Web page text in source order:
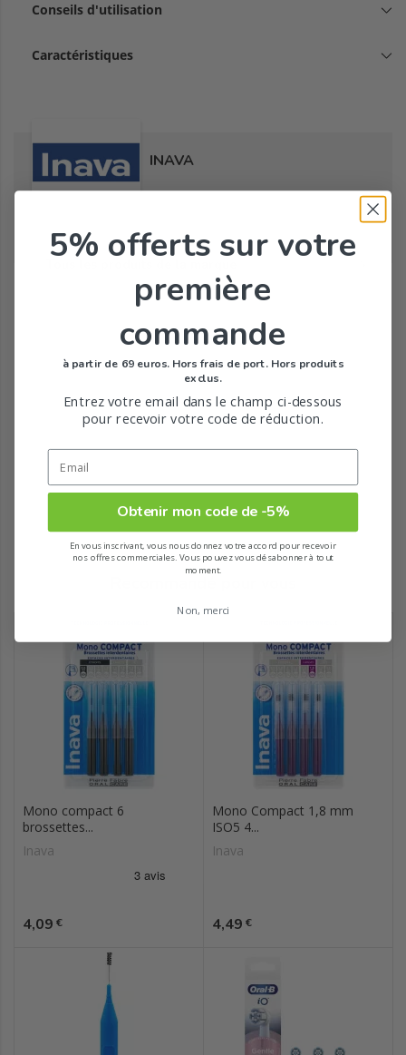
Conseils d'utilisation
Caractéristiques
INAVA
Mono compact 6
brossettes...
Inava
Prix
4,09 €
Mono Compact 1,8 mm
ISO5 4...
Inava
Prix
4,49 €
5% offerts sur votre
première
commande
à partir de 69 euros. Hors frais de port. Hors produits
exclus.
Entrez votre email dans le champ ci-dessous
pour recevoir votre code de réduction.
Obtenir mon code de -5%
En vous inscrivant, vous nous donnez votre accord pour recevoir
nos offres commerciales. Vous pouvez vous désabonner à tout
moment.
Non, merci